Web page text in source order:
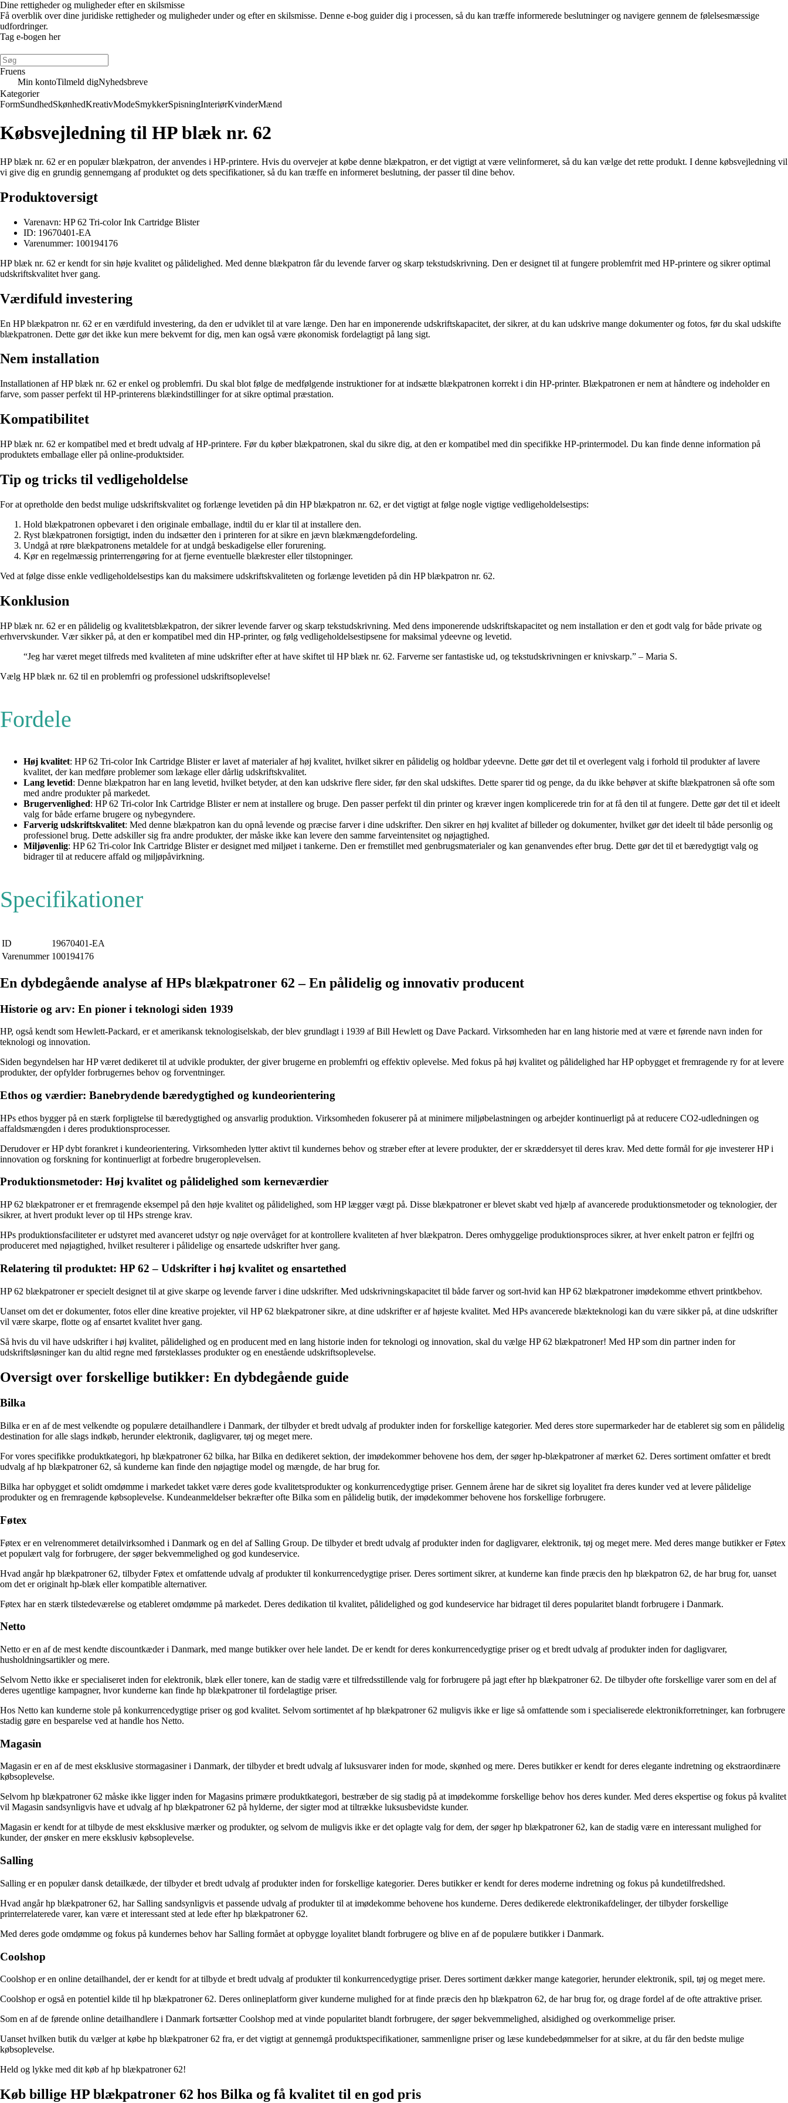
Dine rettigheder og muligheder efter en skilsmisse
Få overblik over dine juridiske rettigheder og muligheder under og efter en skilsmisse. Denne e-bog guider dig i processen, så du kan træffe informerede beslutninger og navigere gennem de følelsesmæssige
udfordringer.
Tag e-bogen her
Fruens
Min kontoTilmeld digNyhedsbreve
Kategorier
FormSundhedSkønhedKreativModeSmykkerSpisningInteriørKvinderMænd
Købsvejledning til HP blæk nr. 62
HP blæk nr. 62 er en populær blækpatron, der anvendes i HP-printere. Hvis du overvejer at købe denne blækpatron, er det vigtigt at være velinformeret, så du kan vælge det rette produkt. I denne købsvejledning vil
vi give dig en grundig gennemgang af produktet og dets specifikationer, så du kan træffe en informeret beslutning, der passer til dine behov.
Produktoversigt
Varenavn: HP 62 Tri-color Ink Cartridge Blister
ID: 19670401-EA
Varenummer: 100194176
HP blæk nr. 62 er kendt for sin høje kvalitet og pålidelighed. Med denne blækpatron får du levende farver og skarp tekstudskrivning. Den er designet til at fungere problemfrit med HP-printere og sikrer optimal
udskriftskvalitet hver gang.
Værdifuld investering
En HP blækpatron nr. 62 er en værdifuld investering, da den er udviklet til at vare længe. Den har en imponerende udskriftskapacitet, der sikrer, at du kan udskrive mange dokumenter og fotos, før du skal udskifte
blækpatronen. Dette gør det ikke kun mere bekvemt for dig, men kan også være økonomisk fordelagtigt på lang sigt.
Nem installation
Installationen af HP blæk nr. 62 er enkel og problemfri. Du skal blot følge de medfølgende instruktioner for at indsætte blækpatronen korrekt i din HP-printer. Blækpatronen er nem at håndtere og indeholder en
farve, som passer perfekt til HP-printerens blækindstillinger for at sikre optimal præstation.
Kompatibilitet
HP blæk nr. 62 er kompatibel med et bredt udvalg af HP-printere. Før du køber blækpatronen, skal du sikre dig, at den er kompatibel med din specifikke HP-printermodel. Du kan finde denne information på
produktets emballage eller på online-produktsider.
Tip og tricks til vedligeholdelse
For at opretholde den bedst mulige udskriftskvalitet og forlænge levetiden på din HP blækpatron nr. 62, er det vigtigt at følge nogle vigtige vedligeholdelsestips:
Hold blækpatronen opbevaret i den originale emballage, indtil du er klar til at installere den.
Ryst blækpatronen forsigtigt, inden du indsætter den i printeren for at sikre en jævn blækmængdefordeling.
Undgå at røre blækpatronens metaldele for at undgå beskadigelse eller forurening.
Kør en regelmæssig printerrengøring for at fjerne eventuelle blækrester eller tilstopninger.
Ved at følge disse enkle vedligeholdelsestips kan du maksimere udskriftskvaliteten og forlænge levetiden på din HP blækpatron nr. 62.
Konklusion
HP blæk nr. 62 er en pålidelig og kvalitetsblækpatron, der sikrer levende farver og skarp tekstudskrivning. Med dens imponerende udskriftskapacitet og nem installation er den et godt valg for både private og
erhvervskunder. Vær sikker på, at den er kompatibel med din HP-printer, og følg vedligeholdelsestipsene for maksimal ydeevne og levetid.
“Jeg har været meget tilfreds med kvaliteten af mine udskrifter efter at have skiftet til HP blæk nr. 62. Farverne ser fantastiske ud, og tekstudskrivningen er knivskarp.” – Maria S.
Vælg HP blæk nr. 62 til en problemfri og professionel udskriftsoplevelse!
Fordele
Høj kvalitet: HP 62 Tri-color Ink Cartridge Blister er lavet af materialer af høj kvalitet, hvilket sikrer en pålidelig og holdbar ydeevne. Dette gør det til et overlegent valg i forhold til produkter af lavere
kvalitet, der kan medføre problemer som lækage eller dårlig udskriftskvalitet.
Lang levetid: Denne blækpatron har en lang levetid, hvilket betyder, at den kan udskrive flere sider, før den skal udskiftes. Dette sparer tid og penge, da du ikke behøver at skifte blækpatronen så ofte som
med andre produkter på markedet.
Brugervenlighed: HP 62 Tri-color Ink Cartridge Blister er nem at installere og bruge. Den passer perfekt til din printer og kræver ingen komplicerede trin for at få den til at fungere. Dette gør det til et ideelt
valg for både erfarne brugere og nybegyndere.
Farverig udskriftskvalitet: Med denne blækpatron kan du opnå levende og præcise farver i dine udskrifter. Den sikrer en høj kvalitet af billeder og dokumenter, hvilket gør det ideelt til både personlig og
professionel brug. Dette adskiller sig fra andre produkter, der måske ikke kan levere den samme farveintensitet og nøjagtighed.
Miljøvenlig: HP 62 Tri-color Ink Cartridge Blister er designet med miljøet i tankerne. Den er fremstillet med genbrugsmaterialer og kan genanvendes efter brug. Dette gør det til et bæredygtigt valg og
bidrager til at reducere affald og miljøpåvirkning.
Specifikationer
ID
19670401-EA
Varenummer 100194176
En dybdegående analyse af HPs blækpatroner 62 – En pålidelig og innovativ producent
Historie og arv: En pioner i teknologi siden 1939
HP, også kendt som Hewlett-Packard, er et amerikansk teknologiselskab, der blev grundlagt i 1939 af Bill Hewlett og Dave Packard. Virksomheden har en lang historie med at være et førende navn inden for
teknologi og innovation.
Siden begyndelsen har HP været dedikeret til at udvikle produkter, der giver brugerne en problemfri og effektiv oplevelse. Med fokus på høj kvalitet og pålidelighed har HP opbygget et fremragende ry for at levere
produkter, der opfylder forbrugernes behov og forventninger.
Ethos og værdier: Banebrydende bæredygtighed og kundeorientering
HPs ethos bygger på en stærk forpligtelse til bæredygtighed og ansvarlig produktion. Virksomheden fokuserer på at minimere miljøbelastningen og arbejder kontinuerligt på at reducere CO2-udledningen og
affaldsmængden i deres produktionsprocesser.
Derudover er HP dybt forankret i kundeorientering. Virksomheden lytter aktivt til kundernes behov og stræber efter at levere produkter, der er skræddersyet til deres krav. Med dette formål for øje investerer HP i
innovation og forskning for kontinuerligt at forbedre brugeroplevelsen.
Produktionsmetoder: Høj kvalitet og pålidelighed som kerneværdier
HP 62 blækpatroner er et fremragende eksempel på den høje kvalitet og pålidelighed, som HP lægger vægt på. Disse blækpatroner er blevet skabt ved hjælp af avancerede produktionsmetoder og teknologier, der
sikrer, at hvert produkt lever op til HPs strenge krav.
HPs produktionsfaciliteter er udstyret med avanceret udstyr og nøje overvåget for at kontrollere kvaliteten af ​​hver blækpatron. Deres omhyggelige produktionsproces sikrer, at hver enkelt patron er fejlfri og
produceret med nøjagtighed, hvilket resulterer i pålidelige og ensartede udskrifter hver gang.
Relatering til produktet: HP 62 – Udskrifter i høj kvalitet og ensartethed
HP 62 blækpatroner er specielt designet til at give skarpe og levende farver i dine udskrifter. Med udskrivningskapacitet til både farver og sort-hvid kan HP 62 blækpatroner imødekomme ethvert printkbehov.
Uanset om det er dokumenter, fotos eller dine kreative projekter, vil HP 62 blækpatroner sikre, at dine udskrifter er af højeste kvalitet. Med HPs avancerede blækteknologi kan du være sikker på, at dine udskrifter
vil være skarpe, flotte og af ensartet kvalitet hver gang.
Så hvis du vil have udskrifter i høj kvalitet, pålidelighed og en producent med en lang historie inden for teknologi og innovation, skal du vælge HP 62 blækpatroner! Med HP som din partner inden for
udskriftsløsninger kan du altid regne med førsteklasses produkter og en enestående udskriftsoplevelse.
Oversigt over forskellige butikker: En dybdegående guide
Bilka
Bilka er en af de mest velkendte og populære detailhandlere i Danmark, der tilbyder et bredt udvalg af produkter inden for forskellige kategorier. Med deres store supermarkeder har de etableret sig som en pålidelig
destination for alle slags indkøb, herunder elektronik, dagligvarer, tøj og meget mere.
For vores specifikke produktkategori, hp blækpatroner 62 bilka, har Bilka en dedikeret sektion, der imødekommer behovene hos dem, der søger hp-blækpatroner af mærket 62. Deres sortiment omfatter et bredt
udvalg af hp blækpatroner 62, så kunderne kan finde den nøjagtige model og mængde, de har brug for.
Bilka har opbygget et solidt omdømme i markedet takket være deres gode kvalitetsprodukter og konkurrencedygtige priser. Gennem årene har de sikret sig loyalitet fra deres kunder ved at levere pålidelige
produkter og en fremragende købsoplevelse. Kundeanmeldelser bekræfter ofte Bilka som en pålidelig butik, der imødekommer behovene hos forskellige forbrugere.
Føtex
Føtex er en velrenommeret detailvirksomhed i Danmark og en del af Salling Group. De tilbyder et bredt udvalg af produkter inden for dagligvarer, elektronik, tøj og meget mere. Med deres mange butikker er Føtex
et populært valg for forbrugere, der søger bekvemmelighed og god kundeservice.
Hvad angår hp blækpatroner 62, tilbyder Føtex et omfattende udvalg af produkter til konkurrencedygtige priser. Deres sortiment sikrer, at kunderne kan finde præcis den hp blækpatron 62, de har brug for, uanset
om det er originalt hp-blæk eller kompatible alternativer.
Føtex har en stærk tilstedeværelse og etableret omdømme på markedet. Deres dedikation til kvalitet, pålidelighed og god kundeservice har bidraget til deres popularitet blandt forbrugere i Danmark.
Netto
Netto er en af de mest kendte discountkæder i Danmark, med mange butikker over hele landet. De er kendt for deres konkurrencedygtige priser og et bredt udvalg af produkter inden for dagligvarer,
husholdningsartikler og mere.
Selvom Netto ikke er specialiseret inden for elektronik, blæk eller tonere, kan de stadig være et tilfredsstillende valg for forbrugere på jagt efter hp blækpatroner 62. De tilbyder ofte forskellige varer som en del af
deres ugentlige kampagner, hvor kunderne kan finde hp blækpatroner til fordelagtige priser.
Hos Netto kan kunderne stole på konkurrencedygtige priser og god kvalitet. Selvom sortimentet af hp blækpatroner 62 muligvis ikke er lige så omfattende som i specialiserede elektronikforretninger, kan forbrugere
stadig gøre en besparelse ved at handle hos Netto.
Magasin
Magasin er en af de mest eksklusive stormagasiner i Danmark, der tilbyder et bredt udvalg af luksusvarer inden for mode, skønhed og mere. Deres butikker er kendt for deres elegante indretning og ekstraordinære
købsoplevelse.
Selvom hp blækpatroner 62 måske ikke ligger inden for Magasins primære produktkategori, bestræber de sig stadig på at imødekomme forskellige behov hos deres kunder. Med deres ekspertise og fokus på kvalitet
vil Magasin sandsynligvis have et udvalg af hp blækpatroner 62 på hylderne, der sigter mod at tiltrække luksusbevidste kunder.
Magasin er kendt for at tilbyde de mest eksklusive mærker og produkter, og selvom de muligvis ikke er det oplagte valg for dem, der søger hp blækpatroner 62, kan de stadig være en interessant mulighed for
kunder, der ønsker en mere eksklusiv købsoplevelse.
Salling
Salling er en populær dansk detailkæde, der tilbyder et bredt udvalg af produkter inden for forskellige kategorier. Deres butikker er kendt for deres moderne indretning og fokus på kundetilfredshed.
Hvad angår hp blækpatroner 62, har Salling sandsynligvis et passende udvalg af produkter til at imødekomme behovene hos kunderne. Deres dedikerede elektronikafdelinger, der tilbyder forskellige
printerrelaterede varer, kan være et interessant sted at lede efter hp blækpatroner 62.
Med deres gode omdømme og fokus på kundernes behov har Salling formået at opbygge loyalitet blandt forbrugere og blive en af de populære butikker i Danmark.
Coolshop
Coolshop er en online detailhandel, der er kendt for at tilbyde et bredt udvalg af produkter til konkurrencedygtige priser. Deres sortiment dækker mange kategorier, herunder elektronik, spil, tøj og meget mere.
Coolshop er også en potentiel kilde til hp blækpatroner 62. Deres onlineplatform giver kunderne mulighed for at finde præcis den hp blækpatron 62, de har brug for, og drage fordel af de ofte attraktive priser.
Som en af de førende online detailhandlere i Danmark fortsætter Coolshop med at vinde popularitet blandt forbrugere, der søger bekvemmelighed, alsidighed og overkommelige priser.
Uanset hvilken butik du vælger at købe hp blækpatroner 62 fra, er det vigtigt at gennemgå produktspecifikationer, sammenligne priser og læse kundebedømmelser for at sikre, at du får den bedste mulige
købsoplevelse.
Held og lykke med dit køb af hp blækpatroner 62!
Køb billige HP blækpatroner 62 hos Bilka og få kvalitet til en god pris